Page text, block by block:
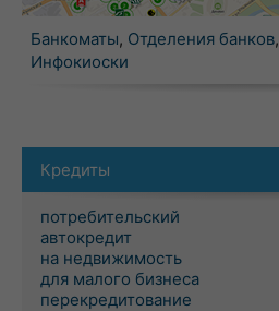
Банкоматы, Отделения банков,
Инфокиоски
Кредиты
потребительский
автокредит
на недвижимость
для малого бизнеса
перекредитование